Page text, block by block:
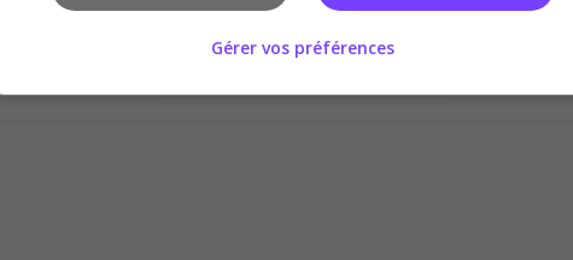
Donner le premier avis
Gérer vos préférences